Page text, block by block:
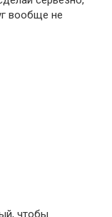
вообще не
чтобы